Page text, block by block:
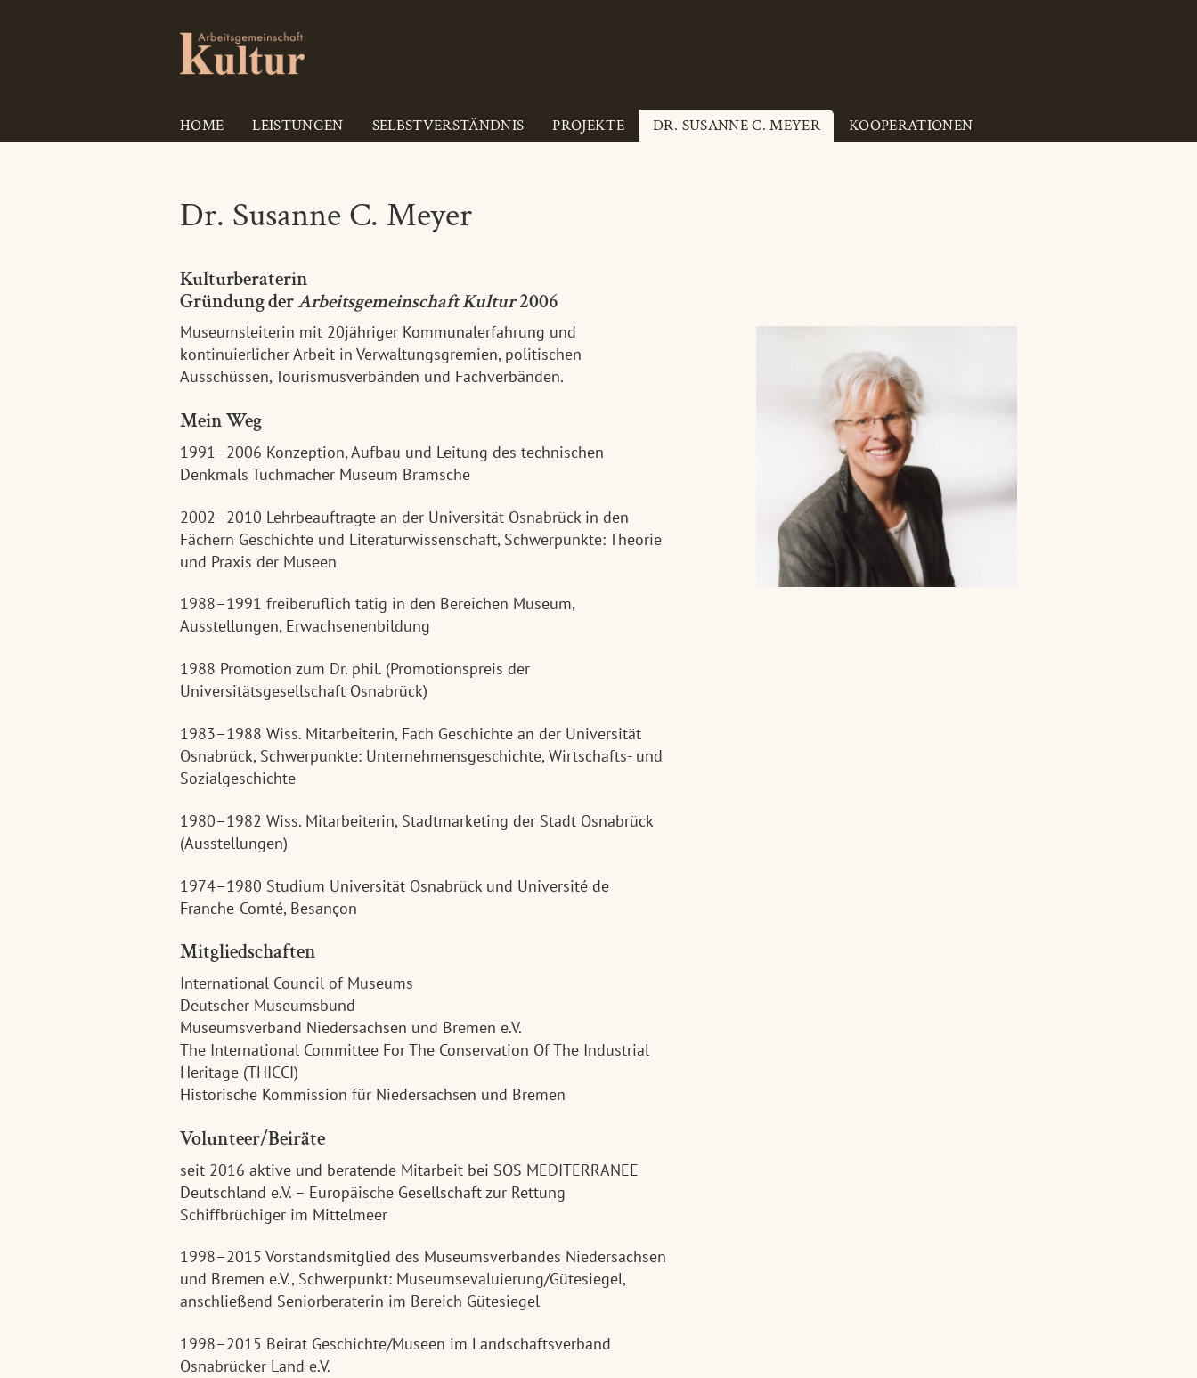
HOME LEISTUNGEN SELBSTVERSTÄNDNIS PROJEKTE DR. SUSANNE C. MEYER KOOPERATIONEN
Dr. Susanne C. Meyer
Kulturberaterin
Gründung derArbeitsgemeinschaft Kultur2006
Museumsleiterin mit 20jähriger Kommunalerfahrung und
kontinuierlicher Arbeit in Verwaltungsgremien, politischen
Ausschüssen, Tourismusverbänden und Fachverbänden.
Mein Weg
1991–2006 Konzeption, Aufbau und Leitung des technischen
Denkmals Tuchmacher Museum Bramsche
2002–2010 Lehrbeauftragte an der Universität Osnabrück in den
Fächern Geschichte und Literaturwissenschaft, Schwerpunkte: Theorie
und Praxis der Museen
1988–1991 freiberuflich tätig in den Bereichen Museum,
Ausstellungen, Erwachsenenbildung
1988 Promotion zum Dr. phil. (Promotionspreis der
Universitätsgesellschaft Osnabrück)
1983–1988 Wiss. Mitarbeiterin, Fach Geschichte an der Universität
Osnabrück, Schwerpunkte: Unternehmensgeschichte, Wirtschafts- und
Sozialgeschichte
1980–1982 Wiss. Mitarbeiterin, Stadtmarketing der Stadt Osnabrück
(Ausstellungen)
1974–1980 Studium Universität Osnabrück und Université de
Franche-Comté, Besançon
Mitgliedschaften
International Council of Museums
Deutscher Museumsbund
Museumsverband Niedersachsen und Bremen e.V.
The International Committee For The Conservation Of The Industrial
Heritage (THICCI)
Historische Kommission für Niedersachsen und Bremen
Volunteer/Beiräte
seit 2016 aktive und beratende Mitarbeit bei SOS MEDITERRANEE
Deutschland e.V. – Europäische Gesellschaft zur Rettung
Schiffbrüchiger im Mittelmeer
1998–2015 Vorstandsmitglied des Museumsverbandes Niedersachsen
und Bremen e.V., Schwerpunkt: Museumsevaluierung/Gütesiegel,
anschließend Seniorberaterin im Bereich Gütesiegel
1998–2015 Beirat Geschichte/Museen im Landschaftsverband
Osnabrücker Land e.V.